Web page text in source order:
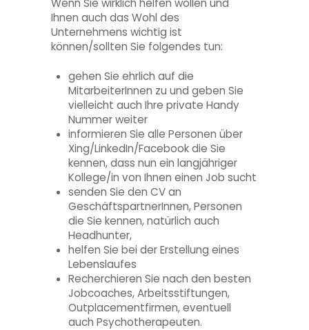
Wenn Sie wirklich helfen wollen und
Ihnen auch das Wohl des
Unternehmens wichtig ist
können/sollten Sie folgendes tun:
gehen Sie ehrlich auf die
MitarbeiterInnen zu und geben Sie
vielleicht auch Ihre private Handy
Nummer weiter
informieren Sie alle Personen über
Xing/LinkedIn/Facebook die Sie
kennen, dass nun ein langjähriger
Kollege/in von Ihnen einen Job sucht
senden Sie den CV an
GeschäftspartnerInnen, Personen
die Sie kennen, natürlich auch
Headhunter,
helfen Sie bei der Erstellung eines
Lebenslaufes
Recherchieren Sie nach den besten
Jobcoaches, Arbeitsstiftungen,
Outplacementfirmen, eventuell
auch Psychotherapeuten.